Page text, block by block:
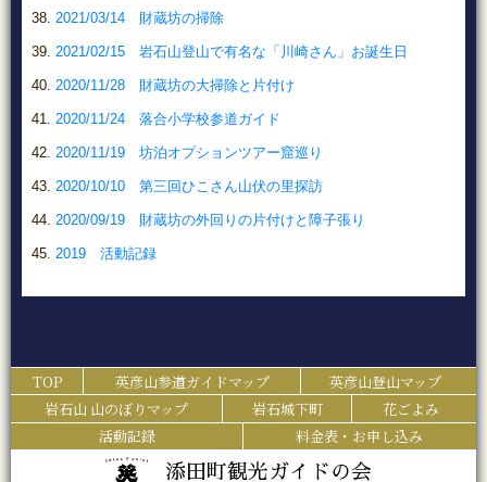
2021/03/14 財蔵坊の掃除
2021/02/15 岩石山登山で有名な「川崎さん」お誕生日
2020/11/28 財蔵坊の大掃除と片付け
2020/11/24 落合小学校参道ガイド
2020/11/19 坊泊オプションツアー窟巡り
2020/10/10 第三回ひこさん山伏の里探訪
2020/09/19 財蔵坊の外回りの片付けと障子張り
2019 活動記録
TOP 英彦山参道ガイドマップ
英彦山登山マップ
岩石山 山のぼりマップ
岩石城下町
花ごよみ
活動記録
料金表・お申し込み
添田町観光ガイドの会